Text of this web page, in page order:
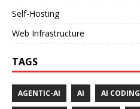
Self-Hosting
Web Infrastructure
TAGS
AGENTIC-AI AI AI CODING